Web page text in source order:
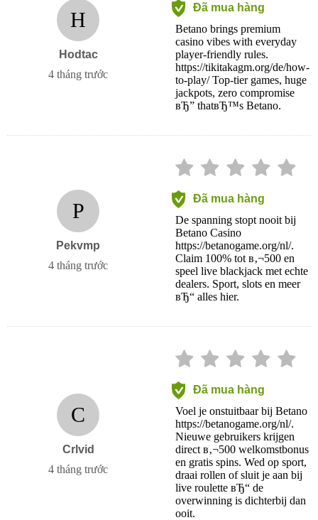
H
Hodtac
4 tháng trước
Đã mua hàng
Betano brings premium
casino vibes with everyday
player-friendly rules.
https://tikitakagm.org/de/how-
to-play/ Top-tier games, huge
jackpots, zero compromise
вЂ” thatвЂ™s Betano.
P
Pekvmp
4 tháng trước
Đã mua hàng
De spanning stopt nooit bij
Betano Casino
https://betanogame.org/nl/.
Claim 100% tot в‚¬500 en
speel live blackjack met echte
dealers. Sport, slots en meer
вЂ“ alles hier.
C
Crlvid
4 tháng trước
Đã mua hàng
Voel je onstuitbaar bij Betano
https://betanogame.org/nl/.
Nieuwe gebruikers krijgen
direct в‚¬500 welkomstbonus
en gratis spins. Wed op sport,
draai rollen of sluit je aan bij
live roulette вЂ“ de
overwinning is dichterbij dan
ooit.